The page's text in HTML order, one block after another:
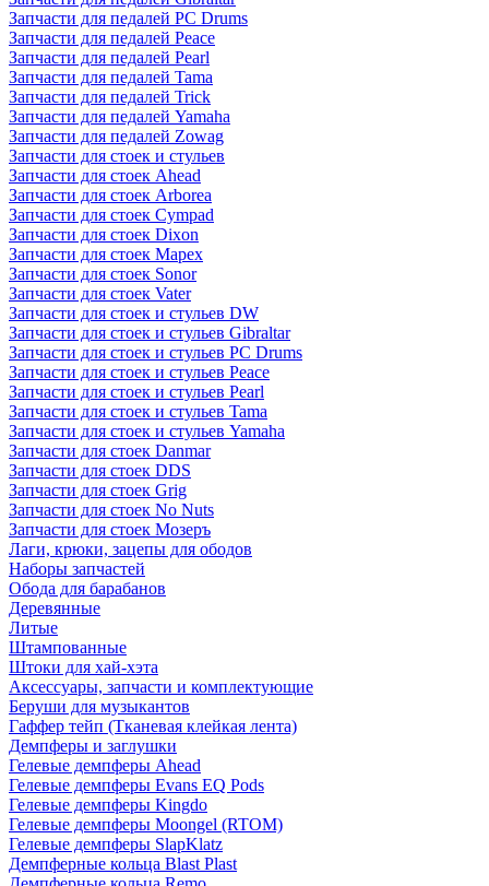
Запчасти для педалей PC Drums
Запчасти для педалей Peace
Запчасти для педалей Pearl
Запчасти для педалей Tama
Запчасти для педалей Trick
Запчасти для педалей Yamaha
Запчасти для педалей Zowag
Запчасти для стоек и стульев
Запчасти для стоек Ahead
Запчасти для стоек Arborea
Запчасти для стоек Cympad
Запчасти для стоек Dixon
Запчасти для стоек Mapex
Запчасти для стоек Sonor
Запчасти для стоек Vater
Запчасти для стоек и стульев DW
Запчасти для стоек и стульев Gibraltar
Запчасти для стоек и стульев PC Drums
Запчасти для стоек и стульев Peace
Запчасти для стоек и стульев Pearl
Запчасти для стоек и стульев Tama
Запчасти для стоек и стульев Yamaha
Запчасти для стоек Danmar
Запчасти для стоек DDS
Запчасти для стоек Grig
Запчасти для стоек No Nuts
Запчасти для стоек Мозеръ
Лаги, крюки, зацепы для ободов
Наборы запчастей
Обода для барабанов
Деревянные
Литые
Штампованные
Штоки для хай-хэта
Аксессуары, запчасти и комплектующие
Беруши для музыкантов
Гаффер тейп (Тканевая клейкая лента)
Демпферы и заглушки
Гелевые демпферы Ahead
Гелевые демпферы Evans EQ Pods
Гелевые демпферы Kingdo
Гелевые демпферы Moongel (RTOM)
Гелевые демпферы SlapKlatz
Демпферные кольца Blast Plast